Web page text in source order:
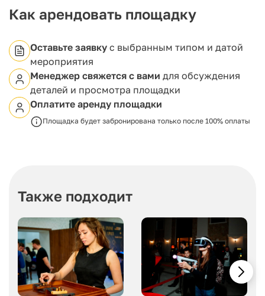
специальные скидки для молодоженов.
Как арендовать площадку
Оставьте заявку с выбранным типом и датой
мероприятия
Менеджер свяжется с вами для обсуждения
деталей и просмотра площадки
Оплатите аренду площадки
Площадка будет забронирована только после 100% оплаты
Также подходит